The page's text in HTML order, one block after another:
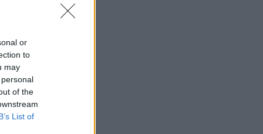
or
to
may
of the
List of
și